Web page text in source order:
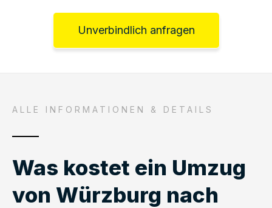
Unverbindlich anfragen
ALLE INFORMATIONEN & DETAILS
Was kostet ein Umzug
von Würzburg nach